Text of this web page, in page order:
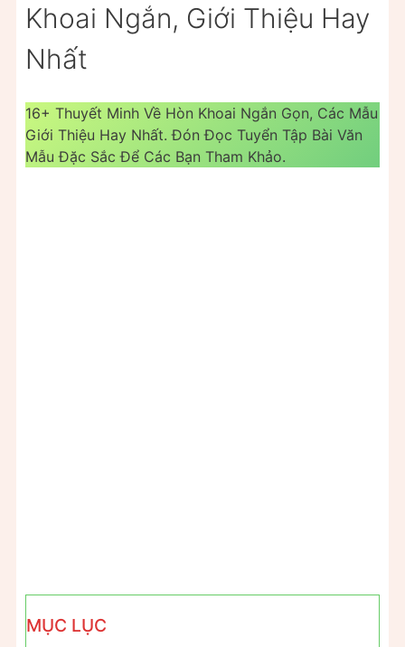
Khoai Ngắn, Giới Thiệu Hay
Nhất
16+ Thuyết Minh Về Hòn Khoai Ngắn Gọn, Các Mẫu
Giới Thiệu Hay Nhất. Đón Đọc Tuyển Tập Bài Văn
Mẫu Đặc Sắc Để Các Bạn Tham Khảo.
MỤC LỤC